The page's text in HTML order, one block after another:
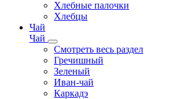
Хлебные палочки
Хлебцы
Чай
Чай
Смотреть весь раздел
Гречишный
Зеленый
Иван-чай
Каркадэ